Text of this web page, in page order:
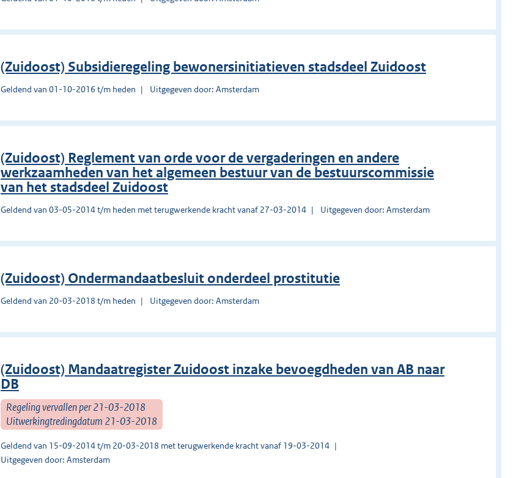
(Zuidoost) Subsidieregeling bewonersinitiatieven stadsdeel Zuidoost
Geldend van 01-10-2016 t/m heden Uitgegeven door: Amsterdam
(Zuidoost) Reglement van orde voor de vergaderingen en andere
werkzaamheden van het algemeen bestuur van de bestuurscommissie
van het stadsdeel Zuidoost
Geldend van 03-05-2014 t/m heden met terugwerkende kracht vanaf 27-03-2014 Uitgegeven door: Amsterdam
(Zuidoost) Ondermandaatbesluit onderdeel prostitutie
Geldend van 20-03-2018 t/m heden Uitgegeven door: Amsterdam
(Zuidoost) Mandaatregister Zuidoost inzake bevoegdheden van AB naar
DB
Regeling vervallen per 21-03-2018
Uitwerkingtredingdatum 21-03-2018
Geldend van 15-09-2014 t/m 20-03-2018 met terugwerkende kracht vanaf 19-03-2014
Uitgegeven door: Amsterdam